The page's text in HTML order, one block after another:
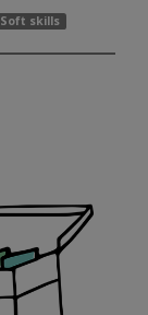
Soft skills